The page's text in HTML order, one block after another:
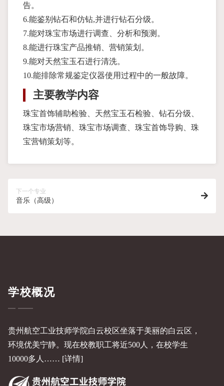
告。
6.能鉴别钻石和仿钻,并进行钻石分级。
7.能对珠宝市场进行调查、分析和预测。
8.能进行珠宝产品推销、营销策划。
9.能对天然宝玉石进行清洗。
10.能排除常规鉴定仪器使用过程中的一般故障。
主要教学内容
珠宝首饰辅助检验、天然宝玉石检验、钻石分级、
珠宝市场营销、珠宝市场调查、珠宝首饰导购、珠
宝营销策划等。
下一个专业
音乐（高级）
学校概况
贵州航空工业技师学院白云校区坐落于美丽的白云区，
环境优美宁静。现在校教职工将近500人，在校学生
10000多人…… [详情]